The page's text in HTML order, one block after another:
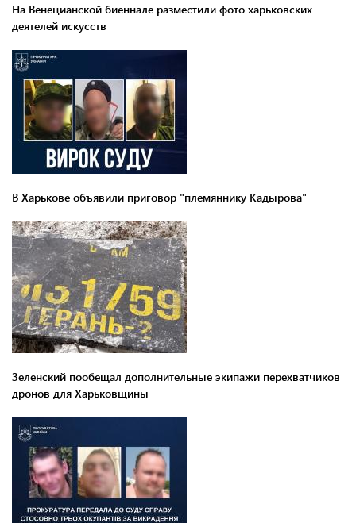
На Венецианской биеннале разместили фото харьковских
деятелей искусств
В Харькове объявили приговор "племяннику Кадырова"
Зеленский пообещал дополнительные экипажи перехватчиков
дронов для Харьковщины